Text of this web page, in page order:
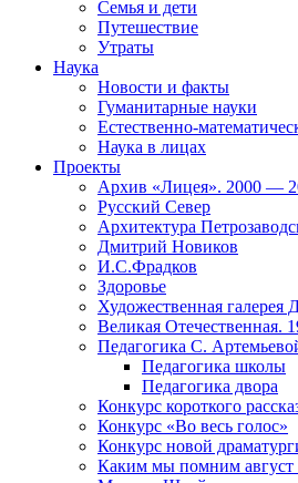
Семья и дети
Путешествие
Утраты
Наука
Новости и факты
Гуманитарные науки
Естественно-
Наука в лицах
Проекты
Архив «Лицея». 2000 —
Русский Север
Архитектура
Дмитрий Новиков
И.С.Фрадков
Здоровье
Художественная
Великая Отечественная.
Педагогика С.
Педагогика школы
Педагогика двора
Конкурс короткого
Конкурс «Во весь голос»
Конкурс новой
Каким мы помним